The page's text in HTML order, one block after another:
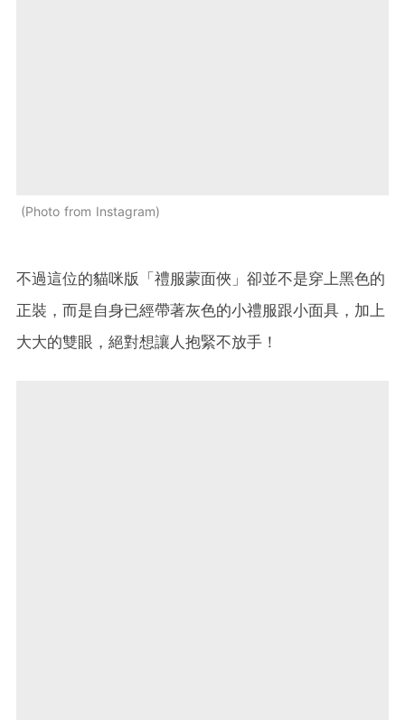
Photo from Instagram
不過這位的貓咪版「禮服蒙面俠」卻並不是穿上黑色的
正裝，而是自身已經帶著灰色的小禮服跟小面具，加上
大大的雙眼，絕對想讓人抱緊不放手！